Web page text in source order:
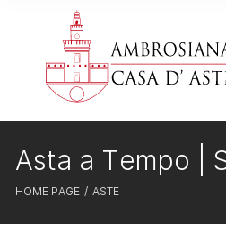
HOME PAGE ASTE
Asta a Tempo |